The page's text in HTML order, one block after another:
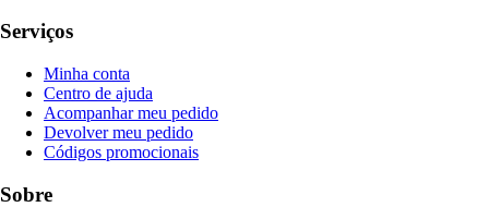
Serviços
Minha conta
Centro de ajuda
Acompanhar meu pedido
Devolver meu pedido
Códigos promocionais
Sobre